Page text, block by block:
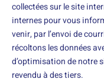
collectées sur le site
internes pour vous
venir, par l’envoi de
récoltons les données
d’optimisation de notre
revendu à des tiers.